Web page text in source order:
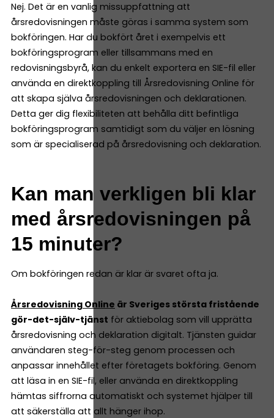
Nej. Det är en vanlig missuppfattning att
årsredovisningen måste göras i samma system som
bokföringen. Har du bokfört året i exempelvis ett
bokföringsprogram eller tillsammans med en
redovisningsbyrå, kan du enkelt exportera en SIE-fil eller
använda en direktkoppling till Årsredovisning Online för
att skapa själva årsredovisningen och deklarationen.
Detta ger dig flexibiliteten att behålla ditt befintliga
bokföringsprogram samtidigt som du väljer en lösning
som är specialiserad på årsredovisning och deklaration.
Kan man verkligen bli klar
med årsredovisningen på
15 minuter?
Om bokföringen redan är klar är svaret ofta ja.
Årsredovisning Online är Sveriges största fristående
gör-det-själv-tjänst för aktiebolag som vill upprätta
årsredovisning och deklaration digitalt. Tjänsten guidar
användaren steg-för-steg genom processen och
anpassar innehållet efter företagets bokföring. Genom
att läsa in en SIE-fil, eller använda en direktkoppling
hämtas siffrorna automatiskt och systemet hjälper till
att säkerställa att allt hänger ihop.